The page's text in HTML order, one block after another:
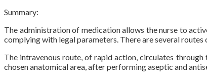
Summary:
The administration of medication allows the nurse to
complying with legal parameters. There are several
The intravenous route, of rapid action, circulates
chosen anatomical area, after performing aseptic and